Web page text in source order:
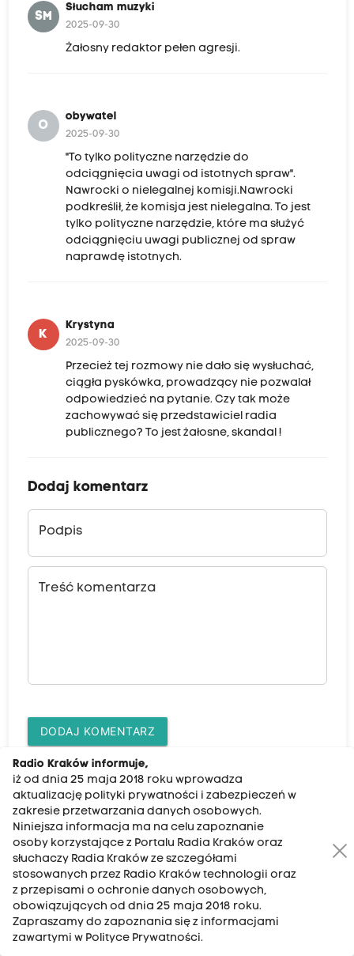
SM
Słucham muzyki
2025-09-30
Żałosny redaktor pełen agresji.
O
obywatel
2025-09-30
"To tylko polityczne narzędzie do
odciągnięcia uwagi od istotnych spraw".
Nawrocki o nielegalnej komisji.Nawrocki
podkreślił, że komisja jest nielegalna. To jest
tylko polityczne narzędzie, które ma służyć
odciągnięciu uwagi publicznej od spraw
naprawdę istotnych.
K
Krystyna
2025-09-30
Przecież tej rozmowy nie dało się wysłuchać,
ciągła pyskówka, prowadzący nie pozwalał
odpowiedzieć na pytanie. Czy tak może
zachowywać się przedstawiciel radia
publicznego? To jest żałosne, skandal !
Dodaj komentarz
Podpis
Treść komentarza
DODAJ KOMENTARZ
Najnowsze
09:10
Pierwsza miłość w książkach. Od motyli w
brzuchu po trudne pytania
09:00
Zielona pocztówka z Krzeszowic. „Małopolska na
Radio Kraków informuje,
iż od dnia 25 maja 2018 roku wprowadza
aktualizację polityki prywatności i zabezpieczeń w
zakresie przetwarzania danych osobowych.
Niniejsza informacja ma na celu zapoznanie
osoby korzystające z Portalu Radia Kraków oraz
słuchaczy Radia Kraków ze szczegółami
stosowanych przez Radio Kraków technologii oraz
z przepisami o ochronie danych osobowych,
obowiązujących od dnia 25 maja 2018 roku.
Zapraszamy do zapoznania się z informacjami
zawartymi w Polityce Prywatności.